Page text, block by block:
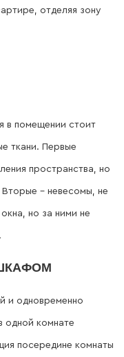
отделяя зону
в помещении стоит
ткани. Первые
пространства, но
– невесомы, не
но за ними не
и одновременно
одной комнате
посередине комнаты